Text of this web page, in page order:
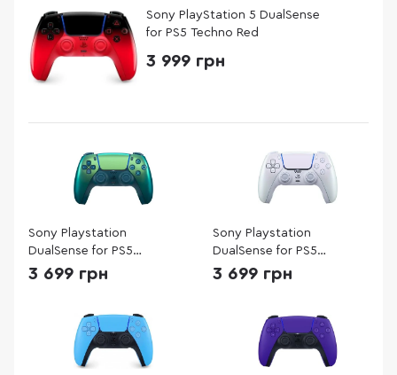
Sony PlayStation 5 DualSense
for PS5 Techno Red
3 999 грн
Sony Playstation
DualSense for PS5
Chrome Teal
3 699 грн
Sony Playstation
DualSense for PS5
Chrome Pearl
3 699 грн